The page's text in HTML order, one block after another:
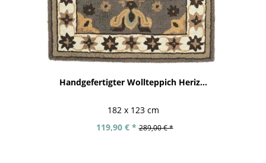
Handgefertigter Wollteppich Heriz...
182 x 123 cm
119,90 € * 289,00 € *